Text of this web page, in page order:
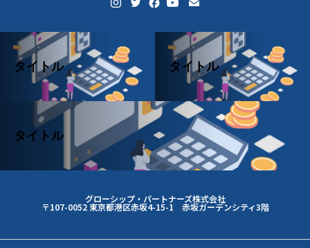
タイトル タイトル
タイトル
グローシップ・パートナーズ株式会社
〒107-0052 東京都港区赤坂4-15-1 赤坂ガーデンシティ3階